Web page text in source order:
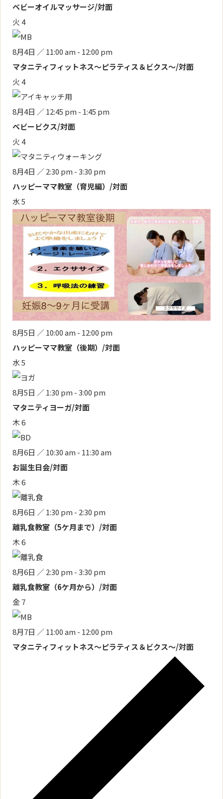
ベビーオイルマッサージ/対面
火4
8月4日 ／ 11:00 am - 12:00 pm
マタニティフィットネス～ピラティス＆ビクス～/対面
火4
8月4日 ／ 12:45 pm - 1:45 pm
ベビービクス/対面
火4
8月4日 ／ 2:30 pm -3:30 pm
ハッピーママ教室（育児編）/対面
水5
8月5日 ／ 10:00 am - 12:00 pm
ハッピーママ教室（後期）/対面
水5
8月5日 ／ 1:30 pm -3:00 pm
マタニティヨーガ/対面
木6
8月6日 ／ 10:30 am - 11:30 am
お誕生日会/対面
木6
8月6日 ／ 1:30 pm - 2:30 pm
離乳食教室（5ケ月まで）/対面
木6
8月6日 ／ 2:30 pm -3:30 pm
離乳食教室（6ケ月から）/対面
金7
8月7日 ／ 11:00 am - 12:00 pm
マタニティフィットネス～ピラティス＆ビクス～/対面